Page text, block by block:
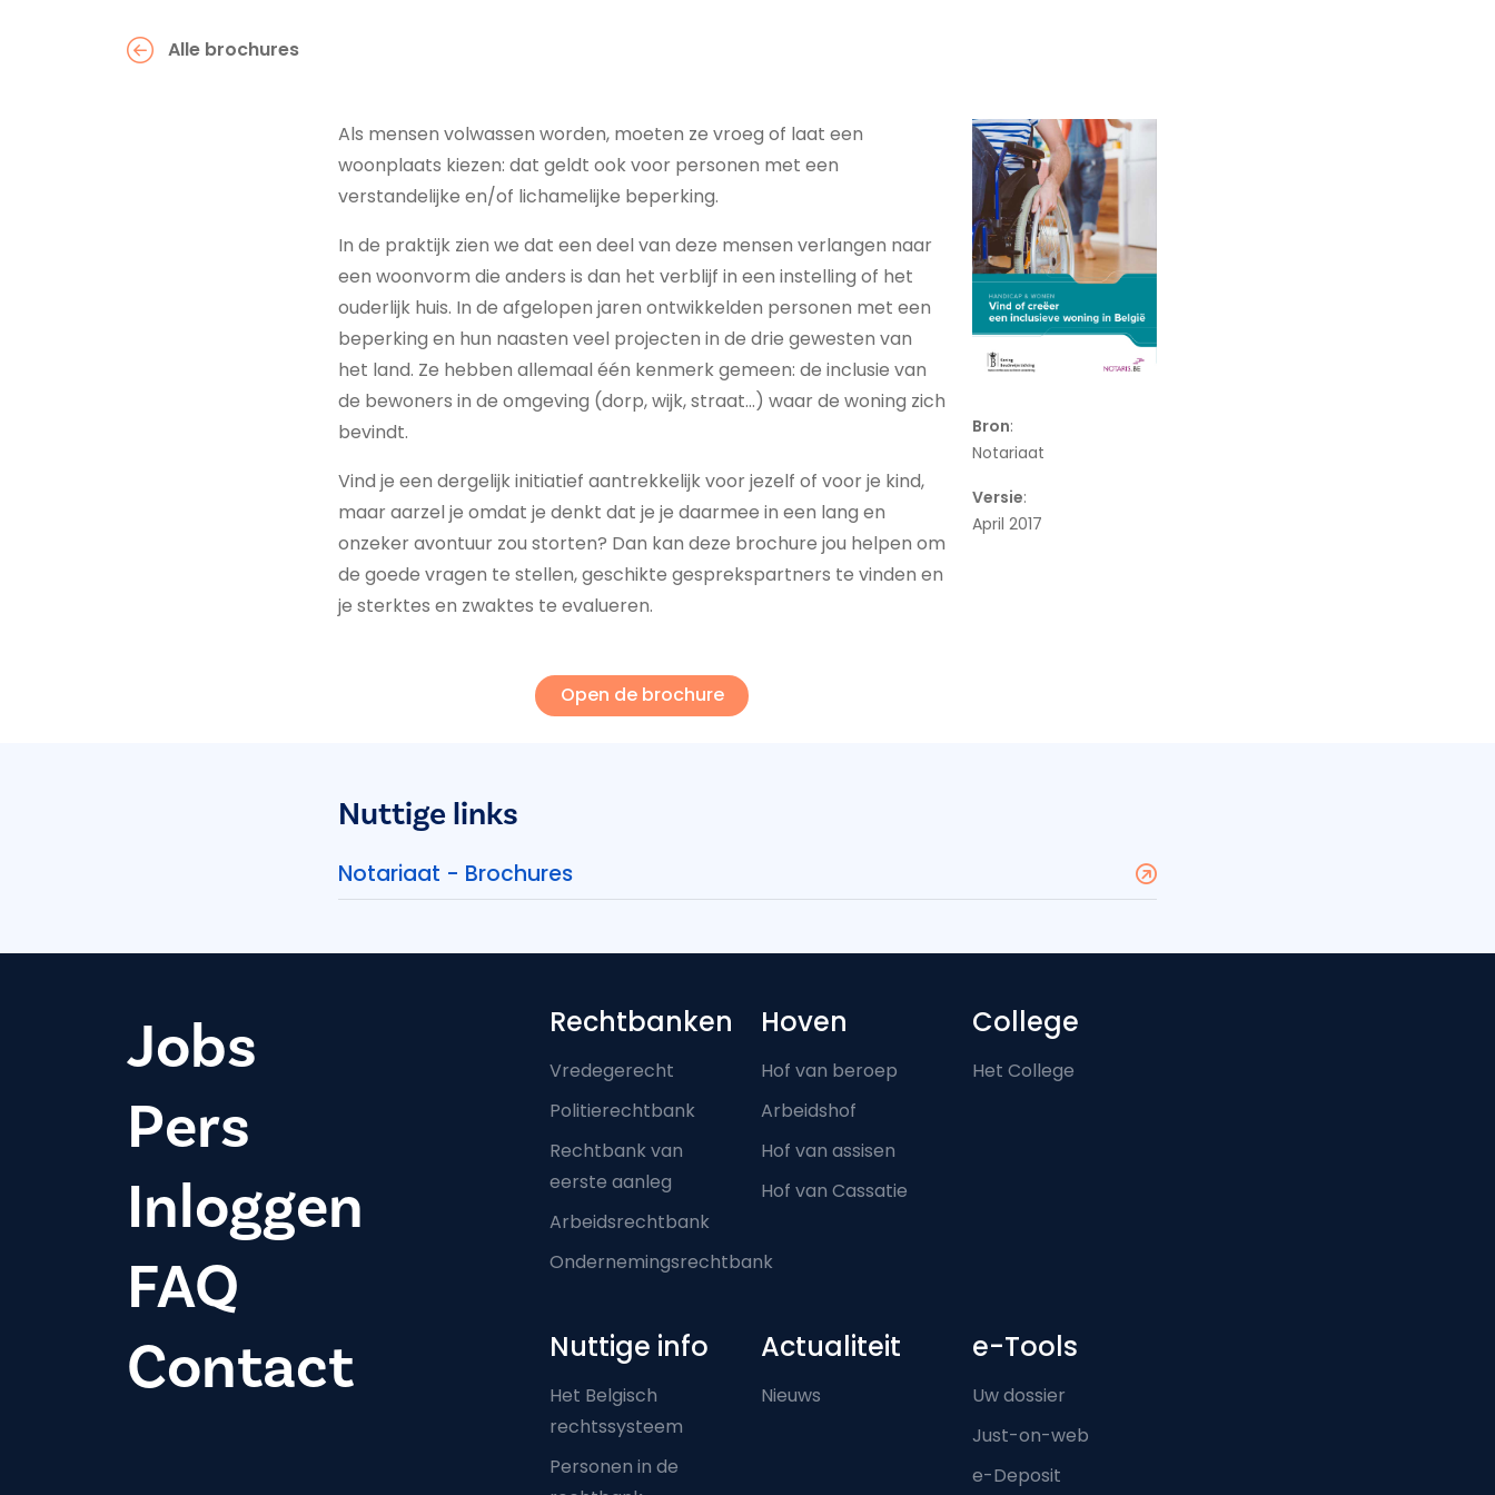
Alle brochures
Als mensen volwassen worden, moeten ze vroeg of laat een
woonplaats kiezen: dat geldt ook voor personen met een
verstandelijke en/of lichamelijke beperking.
In de praktijk zien we dat een deel van deze mensen verlangen naar
een woonvorm die anders is dan het verblijf in een instelling of het
ouderlijk huis. In de afgelopen jaren ontwikkelden personen met een
beperking en hun naasten veel projecten in de drie gewesten van
het land. Ze hebben allemaal één kenmerk gemeen: de inclusie van
de bewoners in de omgeving (dorp, wijk, straat…) waar de woning zich
bevindt.
Vind je een dergelijk initiatief aantrekkelijk voor jezelf of voor je kind,
maar aarzel je omdat je denkt dat je je daarmee in een lang en
onzeker avontuur zou storten? Dan kan deze brochure jou helpen om
de goede vragen te stellen, geschikte gesprekspartners te vinden en
je sterktes en zwaktes te evalueren.
Open de brochure
Bron:
Notariaat
Versie:
April 2017
Nuttige links
Notariaat - Brochures
Jobs
Pers
Inloggen
FAQ
Contact
Footer-menu
Rechtbanken
Vredegerecht
Politierechtbank
Rechtbank van
eerste aanleg
Arbeidsrechtbank
Ondernemingsrechtbank
Hoven
Hof van beroep
Arbeidshof
Hof van assisen
Hof van Cassatie
College
Het College
Nuttige info
Het Belgisch
rechtssysteem
Personen in de
Actualiteit
Nieuws
e-Tools
Uw dossier
Just-on-web
e-Deposit